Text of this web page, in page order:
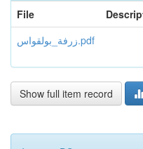
File
زرفة_بولقواس.pdf
Show full item record